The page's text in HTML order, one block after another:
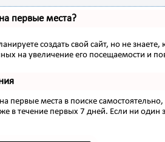
первые места?
создать свой сайт, но не
на увеличение его посещаемости и
первые места в поиске
в течение первых 7 дней. Если ни один